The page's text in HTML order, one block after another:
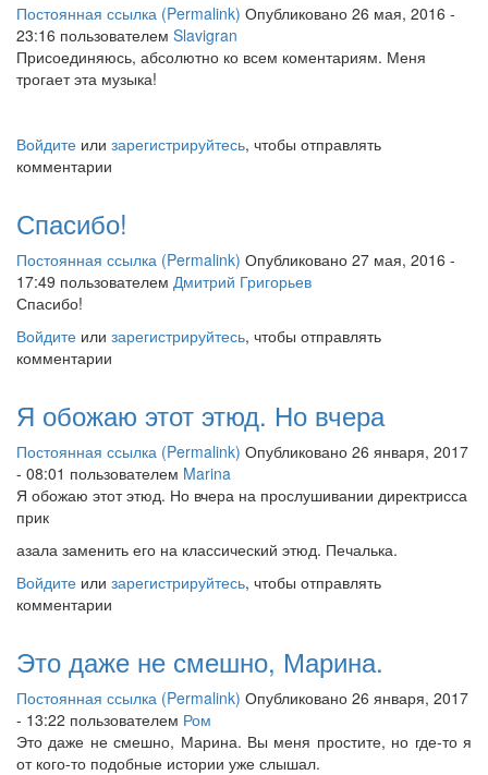
Постоянная ссылка (Permalink) Опубликовано 26 мая, 2016 -
23:16 пользователем Slavigran
Присоединяюсь, абсолютно ко всем коментариям. Меня
трогает эта музыка!
Войдите или зарегистрируйтесь, чтобы отправлять
комментарии
Спасибо!
Постоянная ссылка (Permalink) Опубликовано 27 мая, 2016 -
17:49 пользователем Дмитрий Григорьев
Спасибо!
Войдите или зарегистрируйтесь, чтобы отправлять
комментарии
Я обожаю этот этюд. Но вчера
Постоянная ссылка (Permalink) Опубликовано 26 января, 2017
- 08:01 пользователем Marina
Я обожаю этот этюд. Но вчера на прослушивании директрисса
прик
азала заменить его на классический этюд. Печалька.
Войдите или зарегистрируйтесь, чтобы отправлять
комментарии
Это даже не смешно, Марина.
Постоянная ссылка (Permalink) Опубликовано 26 января, 2017
- 13:22 пользователем Ром
Это даже не смешно, Марина. Вы меня простите, но где-то я
от кого-то подобные истории уже слышал.